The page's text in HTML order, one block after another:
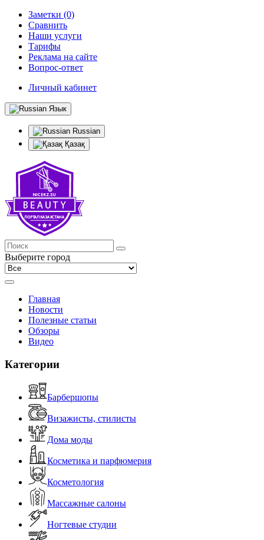
Заметки (0)
Сравнить
Наши услуги
Тарифы
Реклама на сайте
Вопрос-ответ
Личный кабинет
Язык
Russian
Қазақ
Выберите город
Главная
Новости
Полезные статьи
Обзоры
Видео
Категории
Барбершопы
Визажисты, стилисты
Дома моды
Косметика и парфюмерия
Косметология
Массажные салоны
Ногтевые студии